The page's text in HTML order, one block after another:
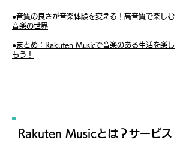
●音質の良さが音楽体験を変える！高音質で楽しむ
音楽の世界
●まとめ：Rakuten Musicで音楽のある生活を楽し
もう！
Rakuten Musicとは？サービス